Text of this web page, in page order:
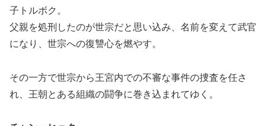
子トルボク。
父親を処刑したのが世宗だと思い込み、名前を変えて武官
になり、世宗への復讐心を燃やす。
その一方で世宗から王宮内での不審な事件の捜査を任さ
れ、王朝とある組織の闘争に巻き込まれてゆく。